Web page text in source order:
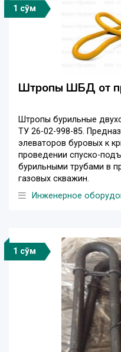
1 сўм
Штропы ШБД от
Штропы бурильные
ТУ 26-02-998-85.
элеваторов буровых к
проведении спуско-
бурильными трубами в
газовых скважин.
Инженерное
1 сўм